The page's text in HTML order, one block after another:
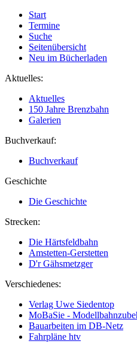
Start
Termine
Suche
Seitenübersicht
Neu im Bücherladen
Aktuelles:
Aktuelles
150 Jahre Brenzbahn
Galerien
Buchverkauf:
Buchverkauf
Geschichte
Die Geschichte
Strecken:
Die Härtsfeldbahn
Amstetten-Gerstetten
D'r Gähsmetzger
Verschiedenes:
Verlag Uwe Siedentop
MoBaSie -
Bauarbeiten im DB-Netz
Fahrpläne htv